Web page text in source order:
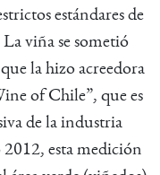
estándares de
viña se sometió
la hizo acreedora
of Chile”, que es
de la industria
esta medición